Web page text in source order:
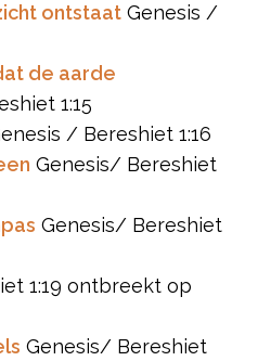
ontstaat Genesis /
de aarde
1:15
/ Bereshiet 1:16
Genesis/ Bereshiet
Genesis/ Bereshiet
1:19 ontbreekt op
Genesis/ Bereshiet